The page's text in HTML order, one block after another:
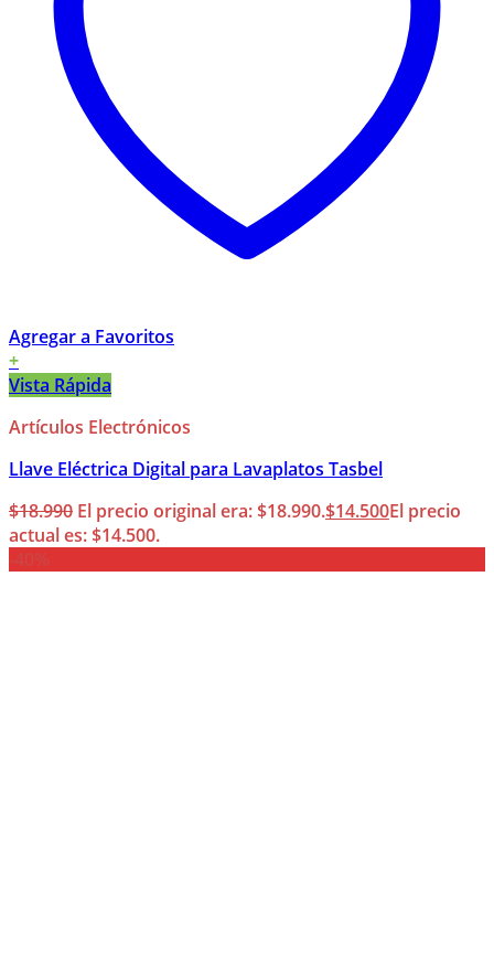
Agregar a Favoritos
+
Vista Rápida
Artículos Electrónicos
Llave Eléctrica Digital para Lavaplatos Tasbel
$18.990 El precio original era: $18.990.$14.500El precio
actual es: $14.500.